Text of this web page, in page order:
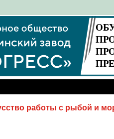
работы с рыбой и